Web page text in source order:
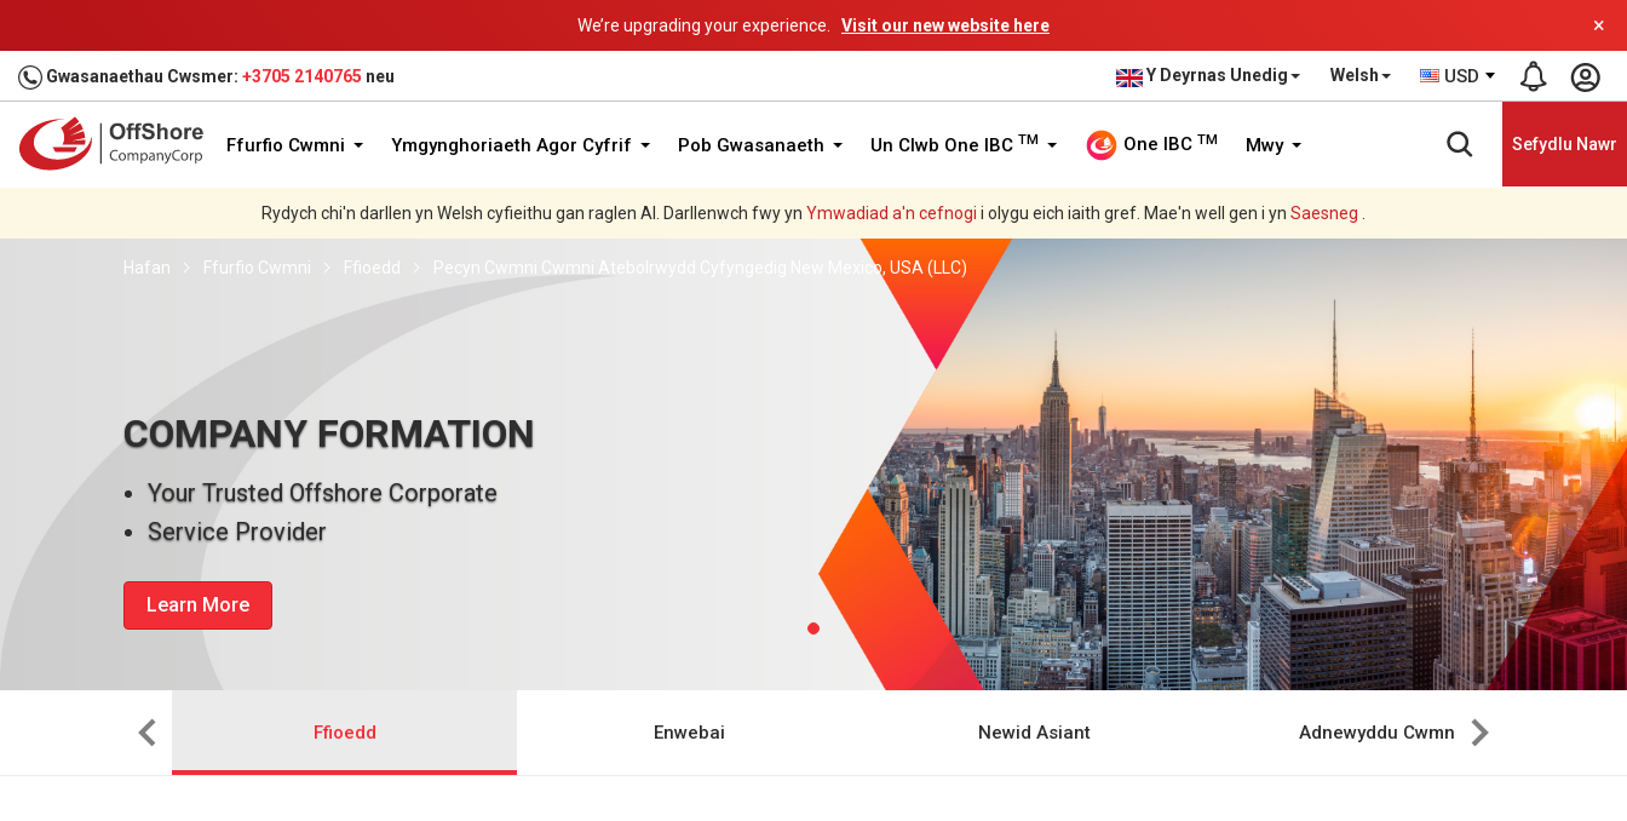
We’re upgrading your experience. Visit our new website here ×
Gwasanaethau Cwsmer: +3705 2140765 neu Y Deyrnas Unedig Welsh USD
Ffurfio Cwmni Ymgynghoriaeth Agor Cyfrif Pob Gwasanaeth Un Clwb One IBC TM One IBC TM Mwy Sefydlu Nawr
Rydych chi'n darllen yn Welsh cyfieithu gan raglen AI. Darllenwch fwy yn Ymwadiad a'n cefnogi i olygu eich iaith gref. Mae'n well gen i yn Saesneg
Hafan Ffurfio Cwmni Ffioedd Pecyn Cwmni Cwmni Atebolrwydd Cyfyngedig New Mexico, USA (LLC)
COMPANY FORMATION
Your Trusted Offshore Corporate
Service Provider
Learn More
Ffioedd Enwebai Newid Asiant Adnewyddu Cwmni